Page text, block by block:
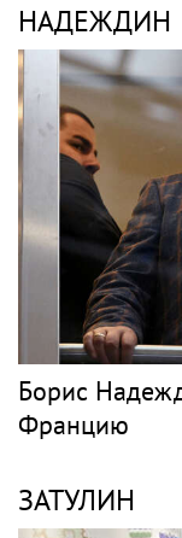
НАДЕЖДИН
Борис
Францию
ЗАТУЛИН